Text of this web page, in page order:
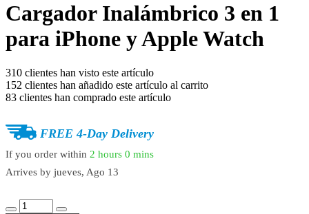
Cargador Inalámbrico 3 en 1
para iPhone y Apple Watch
310 clientes han visto este artículo
152 clientes han añadido este artículo al carrito
83 clientes han comprado este artículo
FREE 4-Day Delivery
If you order within 2 hours 0 mins
Arrives by jueves, Ago 13